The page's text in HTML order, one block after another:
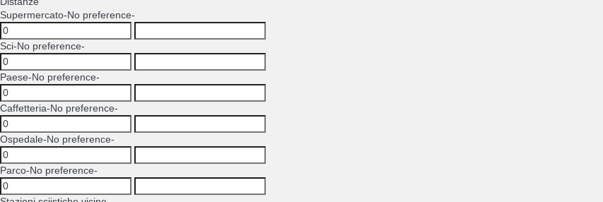
Supermercato-No preference-
Sci-No preference-
Paese-No preference-
Caffetteria-No preference-
Ospedale-No preference-
Parco-No preference-